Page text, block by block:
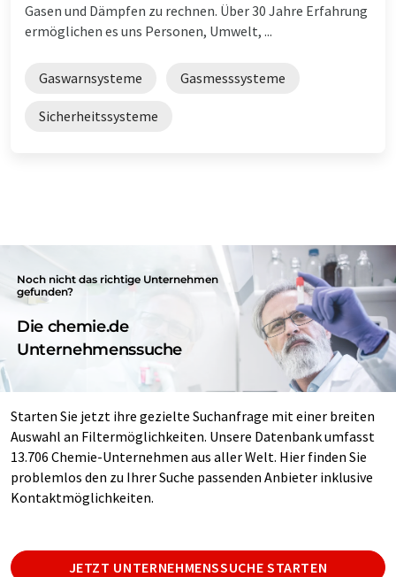
Gasen und Dämpfen zu rechnen. Über 30 Jahre Erfahrung
ermöglichen es uns Personen, Umwelt, ...
Gaswarnsysteme Gasmesssysteme
Sicherheitssysteme
Noch nicht das richtige Unternehmen
gefunden?
Die chemie.de
Unternehmenssuche
Starten Sie jetzt ihre gezielte Suchanfrage mit einer breiten
Auswahl an Filtermöglichkeiten. Unsere Datenbank umfasst
13.706 Chemie-Unternehmen aus aller Welt. Hier finden Sie
problemlos den zu Ihrer Suche passenden Anbieter inklusive
Kontaktmöglichkeiten.
JETZT UNTERNEHMENSSUCHE STARTEN